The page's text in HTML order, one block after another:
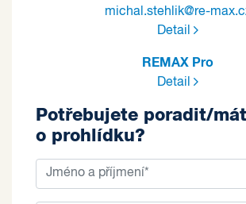
michal.stehlik@re-
Detail
REMAX Pro
Detail
Potřebujete poradit/
o prohlídku?